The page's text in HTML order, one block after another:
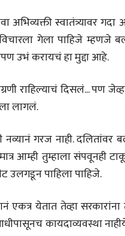
अभिव्यक्ती स्वातंत्र्यावर
गेला पाहिजे म्हणजे
उभं करायचं हा मुद्दा आहे.
राहिल्याचं दिसलं... पण जेव्हा
लागलं.
गरज नाही. दलितांवर
आम्ही तुम्हाला संपवूनही
उलगडून पाहिला पाहिजे.
एकत्र येतात तेव्हा
कायदाव्यवस्था नाहीये